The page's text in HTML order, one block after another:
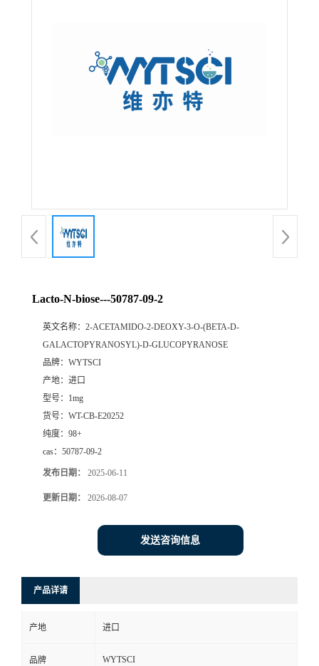
Lacto-N-biose---50787-09-2
英文名称： 2-ACETAMIDO-2-DEOXY-3-O-(BETA-D-
GALACTOPYRANOSYL)-D-GLUCOPYRANOSE
品牌： WYTSCI
产地： 进口
型号： 1mg
货号： WT-CB-E20252
纯度： 98+
cas： 50787-09-2
发布日期： 2025-06-11
更新日期： 2026-08-07
发送咨询信息
产品详请
产地 进口
品牌 WYTSCI